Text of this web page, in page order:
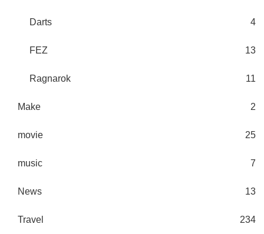
Darts 4
FEZ 13
Ragnarok 11
Make 2
movie 25
music 7
News 13
Travel 234